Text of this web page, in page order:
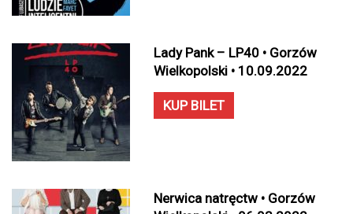
Lady Pank – LP40 • Gorzów
Wielkopolski • 10.09.2022
KUP BILET
Nerwica natręctw • Gorzów